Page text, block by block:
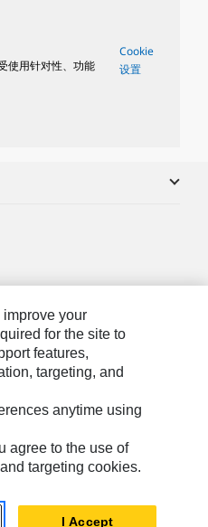
使用针对性、功能
Cookie
设置
Caterpillar. 保留所有权利
your
for the site to
features,
targeting, and
anytime using
agree to the use of
targeting cookies.
I Accept